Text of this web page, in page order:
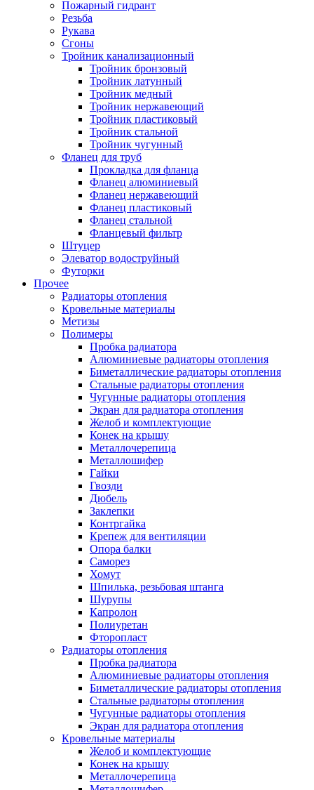
Пожарный гидрант
Резьба
Рукава
Сгоны
Тройник канализационный
Тройник бронзовый
Тройник латунный
Тройник медный
Тройник нержавеющий
Тройник пластиковый
Тройник стальной
Тройник чугунный
Фланец для труб
Прокладка для фланца
Фланец алюминиевый
Фланец нержавеющий
Фланец пластиковый
Фланец стальной
Фланцевый фильтр
Штуцер
Элеватор водоструйный
Футорки
Прочее
Радиаторы отопления
Кровельные материалы
Метизы
Полимеры
Пробка радиатора
Алюминиевые радиаторы отопления
Биметаллические радиаторы отопления
Стальные радиаторы отопления
Чугунные радиаторы отопления
Экран для радиатора отопления
Желоб и комплектующие
Конек на крышу
Металлочерепица
Металлошифер
Гайки
Гвозди
Дюбель
Заклепки
Контргайка
Крепеж для вентиляции
Опора балки
Саморез
Хомут
Шпилька, резьбовая штанга
Шурупы
Капролон
Полиуретан
Фторопласт
Радиаторы отопления
Пробка радиатора
Алюминиевые радиаторы отопления
Биметаллические радиаторы отопления
Стальные радиаторы отопления
Чугунные радиаторы отопления
Экран для радиатора отопления
Кровельные материалы
Желоб и комплектующие
Конек на крышу
Металлочерепица